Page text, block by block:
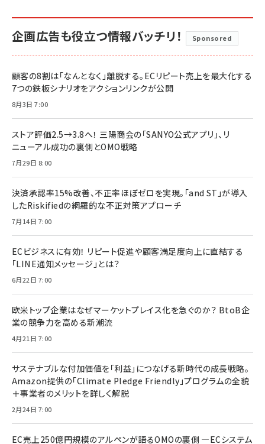
企画広告も役立つ情報バッチリ！ Sponsored
顧客の8割は「なんとなく」離脱する。ECリピート売上を最大化する
7つの鉄板シナリオをアクションリンクが公開
8月3日 7:00
ストア評価2.5→3.8へ！ 三陽商会の「SANYO公式アプリ」、リ
ニューアル成功の裏側とOMO戦略
7月29日 8:00
決済承認率15%改善、不正率ほぼゼロを実現。「and ST」が導入
したRiskifiedの網羅的な不正対策アプローチ
7月14日 7:00
ECビジネスに有効！ リピート促進や顧客満足度向上に直結する
「LINE通知メッセージ」とは？
6月22日 7:00
欧米トップ企業はなぜマーケットプレイス化を急ぐのか？ BtoB企
業の競争力を高める新潮流
4月21日 7:00
サステナブルな付加価値を「利益」につなげる新時代の成長戦略。
Amazon提供の「Climate Pledge Friendly」プログラムの全貌
＋事業者のメリットを詳しく解説
2月24日 7:00
EC売上250億円規模のアルペンが語るOMOの裏側 ―ECシステム